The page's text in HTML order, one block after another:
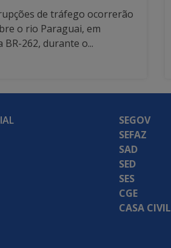
de tráfego ocorrerão
o rio Paraguai, em
BR-262, durante o...
SEGOV
SEFAZ
SAD
SED
SES
CGE
CASA CIVIL